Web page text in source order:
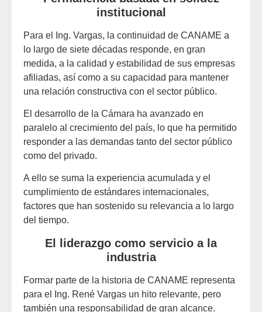
institucional
Para el Ing. Vargas, la continuidad de CANAME a
lo largo de siete décadas responde, en gran
medida, a la calidad y estabilidad de sus empresas
afiliadas, así como a su capacidad para mantener
una relación constructiva con el sector público.
El desarrollo de la Cámara ha avanzado en
paralelo al crecimiento del país, lo que ha permitido
responder a las demandas tanto del sector público
como del privado.
A ello se suma la experiencia acumulada y el
cumplimiento de estándares internacionales,
factores que han sostenido su relevancia a lo largo
del tiempo.
El liderazgo como servicio a la
industria
Formar parte de la historia de CANAME representa
para el Ing. René Vargas un hito relevante, pero
también una responsabilidad de gran alcance.